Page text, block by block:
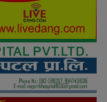
दुर्घटनाबारे
घर नजिकै
र बैंकबीच